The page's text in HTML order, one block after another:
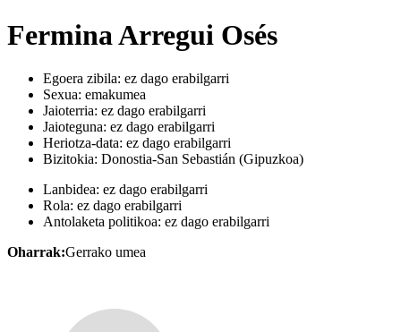
Fermina Arregui Osés
Egoera zibila: ez dago erabilgarri
Sexua: emakumea
Jaioterria: ez dago erabilgarri
Jaioteguna: ez dago erabilgarri
Heriotza-data: ez dago erabilgarri
Bizitokia: Donostia-San Sebastián (Gipuzkoa)
Lanbidea: ez dago erabilgarri
Rola: ez dago erabilgarri
Antolaketa politikoa: ez dago erabilgarri
Oharrak:Gerrako umea